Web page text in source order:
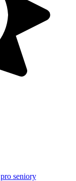
seniory